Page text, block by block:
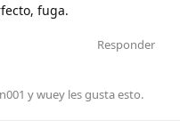
fuga.
Responder
ywuey les gusta esto.